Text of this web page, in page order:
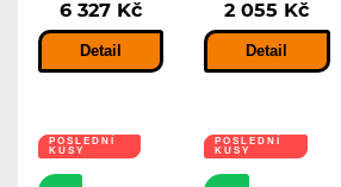
6 327 Kč
Detail
2 055 Kč
Detail
POSLEDNÍ
KUSY
POSLEDNÍ
KUSY